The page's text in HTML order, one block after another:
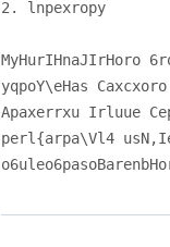
2. lnpexropy
MyHurIHnaJIrHoro
yqpoY\eHas
Apaxerrxu Irluue
perl{arpa\Vl4